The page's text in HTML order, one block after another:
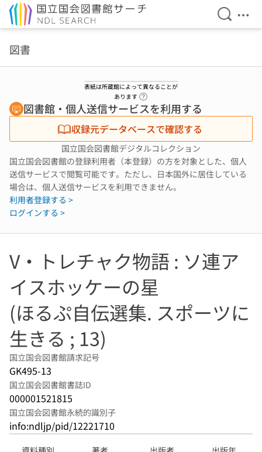
検索を
メ
図書
表紙は所蔵館によって異なることが
あります
図書館・個人送信サービスを利用する
収録元データベースで確認する
国立国会図書館デジタルコレクション
国立国会図書館の登録利用者（本登録）の方を対象とした、個人
送信サービスで閲覧可能です。ただし、日本国外に居住している
場合は、個人送信サービスを利用できません。
利用者登録する >
ログインする >
V・トレチャク物語 : ソ連ア
イスホッケーの星
(ほるぷ自伝選集. スポーツに
生きる ; 13)
国立国会図書館請求記号
GK495-13
国立国会図書館書誌ID
000001521815
国立国会図書館永続的識別子
info:ndljp/pid/12221710